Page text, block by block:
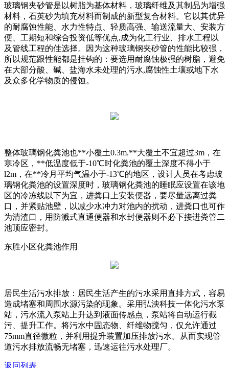
玻璃钢夹砂管是以树脂为基体材料，玻璃纤维及其制品为增强
材料，石英砂为填充材料而制成的新型复合材料。它以其优异
的耐腐蚀性能、水力性特点、轻质高强、输送流量大、安装方
便、工期短和综合投资低等优点,成为化工行业、排水工程以
及管线工程的佳选择。因为这种玻璃钢夹砂管的性能比较强，
所以规范跟性能都是挂钩的：要选用耐腐蚀极强的树脂，避免
在大部分酸、碱、盐海水未处理的污水,腐蚀性土壤或地下水
及众多化学物质的侵蚀。
整体玻璃钢化粪池也**小覆土0.3m.**大覆土不宜超过3m，在
寒冷区，**低温度低于-10℃时化粪池的覆土深度不得小于
l2m，在**冷月平均气温小于-13℃的地区，设计人员在考虑玻
璃钢化粪池的设置深度时，玻璃钢化粪池的睡眠应设置在该地
区的冷冻线以下为宜，进粪口上安装便器，要尽量远离过粪
口，并紧贴池壁，以减少水冲力对池内的扰动，进粪口也可作
为清渣口，用防溅式直通便器和水封便器则不必下接进粪管二
池顶应密封。
东胜小区化粪池作用
居民生活污水排放：居民生活产生的污水采用直排方式，容易
造成堵塞和周围水源污染的现象。采用弘泱科技一体化污水泵
站，污水流入泵站上升达到液面传感点，泵站将自动运行截
污、提升工作。将污水中固态物、纤维物搅匀，仅允许通过
75mm直径微粒，并利用提升装置加压排放污水。从而实现管
道污水排放流畅无堵塞，迅速运往污水处理厂。
返回列表